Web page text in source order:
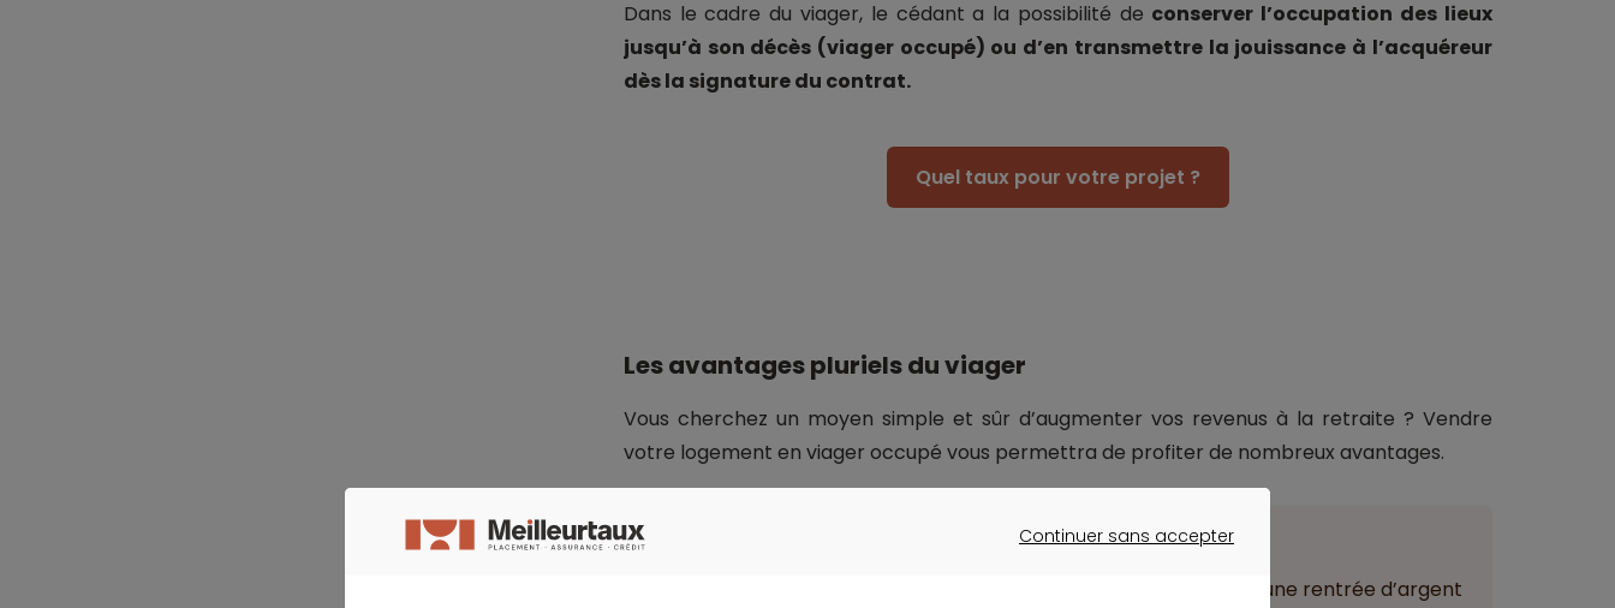
Dans le cadre du viager, le cédant a la possibilité de conserver l’occupation des lieux
jusqu’à son décès (viager occupé) ou d’en transmettre la jouissance à l’acquéreur
dès la signature du contrat.
Quel taux pour votre projet ?
Les avantages pluriels du viager
Vous cherchez un moyen simple et sûr d’augmenter vos revenus à la retraite ? Vendre
votre logement en viager occupé vous permettra de profiter de nombreux avantages.
Important
Grâce à ce mode de transaction immobilière, vous vous assurez une rentrée d’argent
Continuer sans accepter